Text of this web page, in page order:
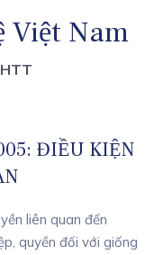
Việt Nam
ĐIỀU KIỆN
liên quan đến
quyền đối với giống